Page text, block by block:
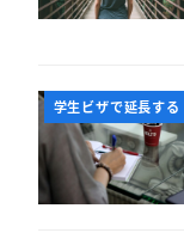
学生ビザで延長する